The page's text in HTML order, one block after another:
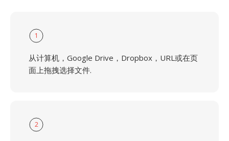
1
从计算机，Google Drive，Dropbox，URL或在页
面上拖拽选择文件.
2